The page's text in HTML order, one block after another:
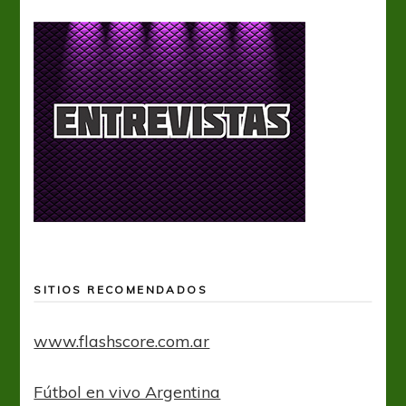
SITIOS RECOMENDADOS
www.flashscore.com.ar
Fútbol en vivo Argentina